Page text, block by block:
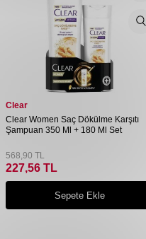
Clear
Clear Women Saç Dökülme Karşıtı
Şampuan 350 Ml + 180 Ml Set
568,90 TL
227,56 TL
Sepete Ekle